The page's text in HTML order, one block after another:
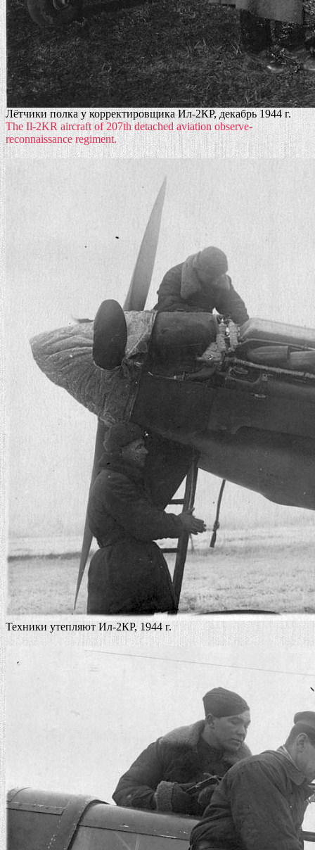
Лётчики полка у корректировщика Ил-2КР, декабрь 1944 г.
The Il-2KR aircraft of 207th detached aviation observe-
reconnaissance regiment.
Техники утепляют Ил-2КР, 1944 г.